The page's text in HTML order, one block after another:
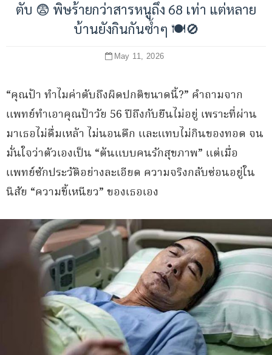
ตับ 😨 พิษร้ายกว่าสารหนูถึง 68 เท่า แต่หลาย
บ้านยังกินกันซ้ำๆ 🍽️🚫
May 11, 2026
“คุณป้า ทำไมค่าตับถึงผิดปกติขนาดนี้?” คำถามจาก
แพทย์ทำเอาคุณป้าวัย 56 ปีถึงกับยืนไม่อยู่ เพราะที่ผ่าน
มาเธอไม่ดื่มเหล้า ไม่นอนดึก และแทบไม่กินของทอด จน
มั่นใจว่าตัวเองเป็น “ต้นแบบคนรักสุขภาพ” แต่เมื่อ
แพทย์ซักประวัติอย่างละเอียด ความจริงกลับซ่อนอยู่ใน
นิสัย “ความขี้เหนียว” ของเธอเอง